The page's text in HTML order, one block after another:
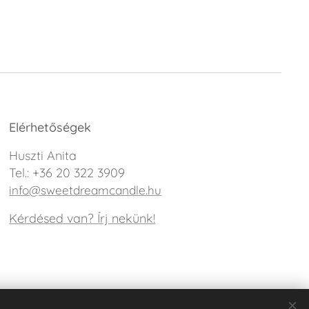
Elérhetőségek
Huszti Anita
Tel.: +36 20 322 3909
info@sweetdreamcandle.hu
Kérdésed van? Írj nekünk!